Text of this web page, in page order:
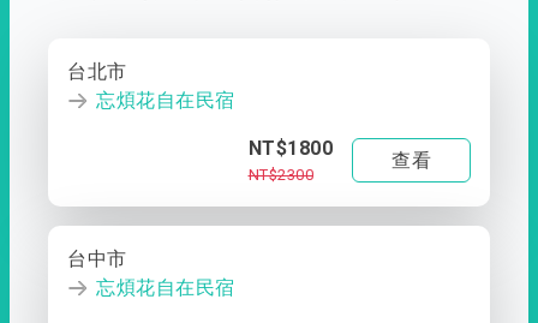
台北市
忘煩花自在民宿
NT$1800
NT$2300
查看
台中市
忘煩花自在民宿